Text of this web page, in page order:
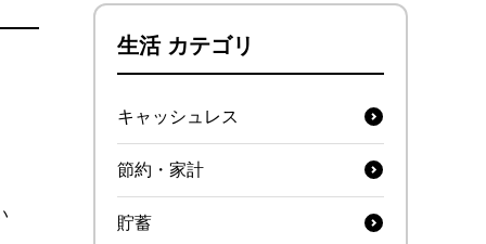
みんなのホンネ 投資・貯蓄
お金の知識
生活 カテゴリ
キャッシュレス
節約・家計
貯蓄